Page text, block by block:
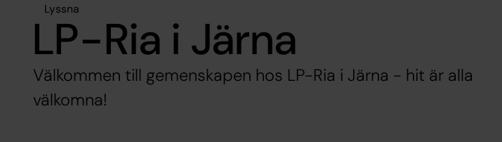
Lyssna
LP-Ria i Järna
Välkommen till gemenskapen hos LP-Ria i Järna - hit är alla
välkomna!